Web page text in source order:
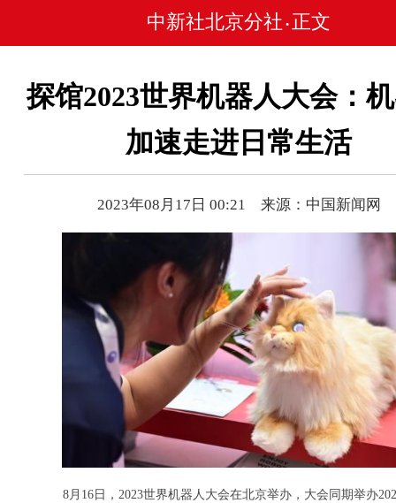
中新社北京分社 • 正文
探馆2023世界机器人大会：
加速走进日常生活
2023年08月17日 00:21 来源：中国新闻网
8月16日，2023世界机器人大会在北京举办，大会同期举办